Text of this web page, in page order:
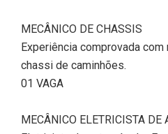
MECÂNICO DE CHASSIS
Experiência comprovada com
chassi de caminhões.
01 VAGA
MECÂNICO ELETRICISTA DE